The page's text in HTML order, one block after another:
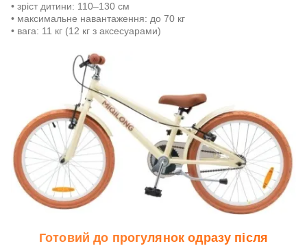
• зріст дитини: 110–130 см
• максимальне навантаження: до 70 кг
• вага: 11 кг (12 кг з аксесуарами)
Готовий до прогулянок одразу після